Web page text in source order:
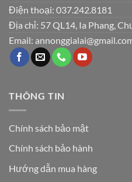
Điện thoại: 037.242.8181
Địa chỉ: 57 QL14, Ia Phang,
Email:
THÔNG TIN
Chính sách bảo mật
Chính sách bảo hành
Hướng dẫn mua hàng